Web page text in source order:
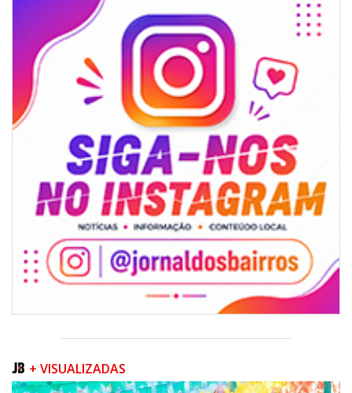
07/08/2026 | 07:00
Sala do Empreendedor divulga agenda de capacitações e consultorias
gratuitas para agosto em Balneário Piçarras
NAVEGANTES
+ VISUALIZADAS